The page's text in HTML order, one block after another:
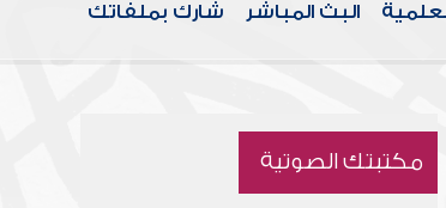
البث المباشر شارك بملفاتك
مكتبتك الصوتية